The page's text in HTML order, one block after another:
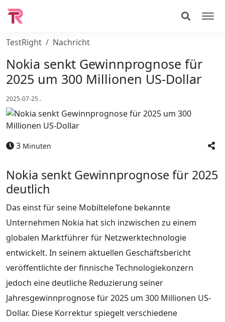
TestRight Nachricht
Nokia senkt Gewinnprognose für
2025 um 300 Millionen US-Dollar
2025-07-25 .
3 Minuten
Nokia senkt Gewinnprognose für 2025
deutlich
Das einst für seine Mobiltelefone bekannte
Unternehmen Nokia hat sich inzwischen zu einem
globalen Marktführer für Netzwerktechnologie
entwickelt. In seinem aktuellen Geschäftsbericht
veröffentlichte der finnische Technologiekonzern
jedoch eine deutliche Reduzierung seiner
Jahresgewinnprognose für 2025 um 300 Millionen US-
Dollar. Diese Korrektur spiegelt verschiedene